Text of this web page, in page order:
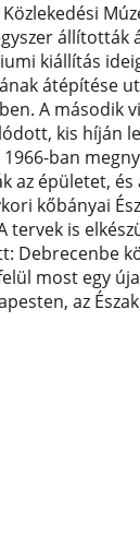
állították
kiállítás
átépítése
A második
kis híján
ban
az épületet, és
kőbányai
tervek is
Debrecenbe
most egy
az